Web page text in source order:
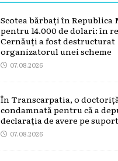
Scotea bărbați în Republica
pentru 14.000 de dolari: în
Cernăuți a fost destructurat
organizatorul unei scheme
07.08.2026
În Transcarpatia, o
condamnată pentru că a
declarația de avere pe
07.08.2026